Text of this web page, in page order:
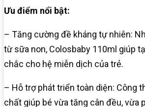
Ưu điểm nổi bật:
– Tăng cường đề kháng tự nhiên:
từ sữa non, Colosbaby 110ml giúp
chắc cho hệ miễn dịch của trẻ.
– Hỗ trợ phát triển toàn diện: Công
chất giúp bé vừa tăng cân đều, vừa